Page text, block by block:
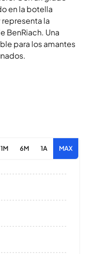
en la botella
la
BenRiach. Una
para los amantes
1M 6M 1A MAX